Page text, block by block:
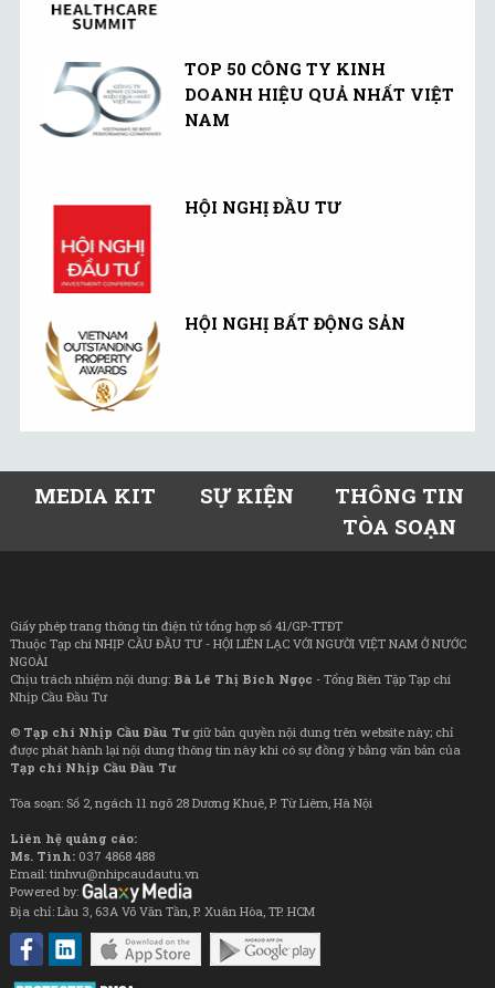
TOP 50 CÔNG TY KINH
DOANH HIỆU QUẢ NHẤT VIỆT
NAM
HỘI NGHỊ ĐẦU TƯ
HỘI NGHỊ BẤT ĐỘNG SẢN
MEDIA KIT SỰ KIỆN
THÔNG TIN
TÒA SOẠN
Giấy phép trang thông tin điện tử tổng hợp số 41/GP-TTĐT
Thuộc Tạp chí NHỊP CẦU ĐẦU TƯ - HỘI LIÊN LẠC VỚI NGƯỜI VIỆT NAM Ở NƯỚC
NGOÀI
Chịu trách nhiệm nội dung: Bà Lê Thị Bích Ngọc - Tổng Biên Tập Tạp chí
Nhịp Cầu Đầu Tư
© Tạp chí Nhịp Cầu Đầu Tưgiữ bản quyền nội dung trên website này; chỉ
được phát hành lại nội dung thông tin này khi có sự đồng ý bằng văn bản của
Tạp chí Nhịp Cầu Đầu Tư
Tòa soạn: Số 2, ngách 11 ngõ 28 Dương Khuê, P. Từ Liêm, Hà Nội
Liên hệ quảng cáo:
Ms. Tình: 037 4868 488
Email: tinhvu@nhipcaudautu.vn
Powered by:
Địa chỉ: Lầu 3, 63A Võ Văn Tần, P. Xuân Hòa, TP. HCM